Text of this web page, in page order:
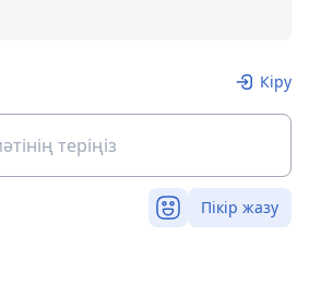
Кіру
Пікір жазу